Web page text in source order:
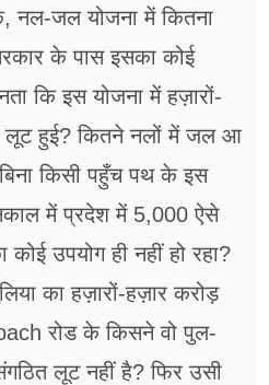
नल-जल योजना में कितना
के पास इसका कोई
कि इस योजना में हज़ारों-
लूट हुई? कितने नलों में जल आ
किसी पहुँच पथ के इस
में प्रदेश में 5,000 ऐसे
उपयोग ही नहीं हो रहा?
का हज़ारों-हज़ार करोड़
रोड के किसने वो पुल-
लूट नहीं है? फिर उसी